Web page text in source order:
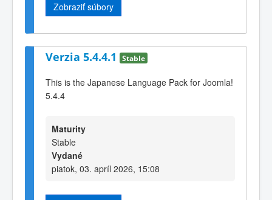
Zobraziť súbory
Verzia 5.4.4.1 Stable
This is the Japanese Language Pack for Joomla!
5.4.4
Maturity
Stable
Vydané
piatok, 03. apríl 2026, 15:08